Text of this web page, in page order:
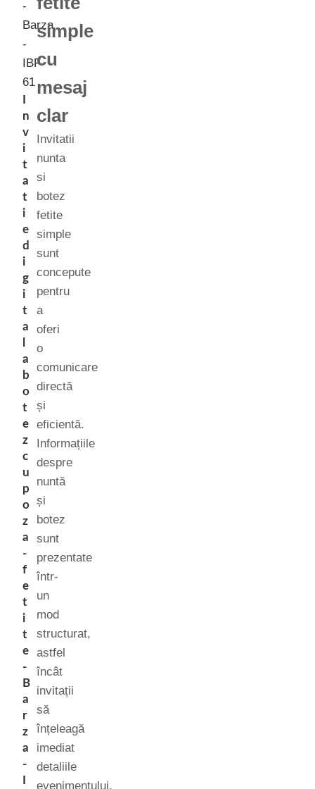
n
v
i
t
a
t
i
e
d
i
g
i
t
a
a
b
o
t
e
z
c
u
p
o
z
a
-
f
e
t
i
t
e
-
B
a
r
z
a
-
simple
cu
mesaj
clar
Invitatii
nunta
si
botez
fetite
simple
sunt
concepute
pentru
a
oferi
o
comunicare
directă
și
eficientă.
Informațiile
despre
nuntă
și
botez
sunt
prezentate
într-
un
mod
structurat,
astfel
încât
invitații
să
înțeleagă
imediat
detaliile
evenimentului.